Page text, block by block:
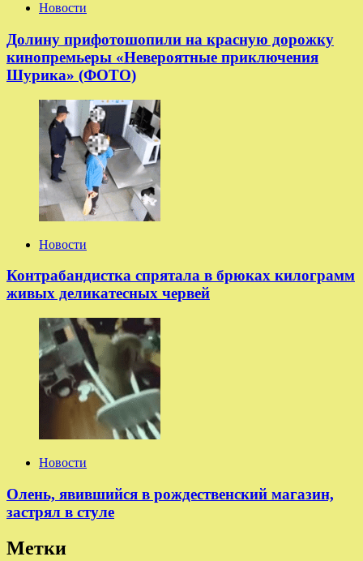
Новости
Долину прифотошопили на красную дорожку
кинопремьеры «Невероятные приключения
Шурика» (ФОТО)
Новости
Контрабандистка спрятала в брюках килограмм
живых деликатесных червей
Новости
Олень, явившийся в рождественский магазин,
застрял в стуле
Метки